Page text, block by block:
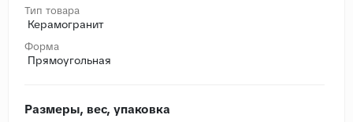
Тип товара
Керамогранит
Форма
Прямоугольная
Размеры, вес, упаковка